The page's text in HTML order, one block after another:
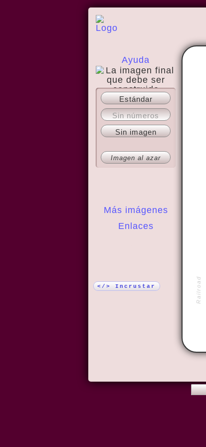
Ayuda
Acerca del sitio
Más imágenes
Enlaces
Estándar
Sin números
Sin imagen
Imagen al azar
</> Incrustar Railroad